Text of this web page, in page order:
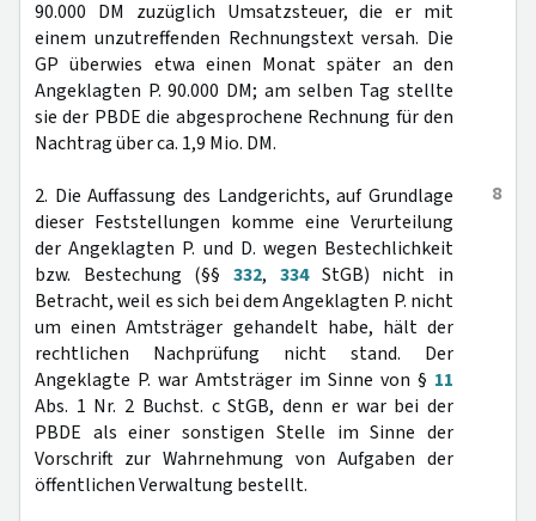
90.000 DM zuzüglich Umsatzsteuer, die er mit
einem unzutreffenden Rechnungstext versah. Die
GP überwies etwa einen Monat später an den
Angeklagten P. 90.000 DM; am selben Tag stellte
sie der PBDE die abgesprochene Rechnung für den
Nachtrag über ca. 1,9 Mio. DM.
8
2. Die Auffassung des Landgerichts, auf Grundlage
dieser Feststellungen komme eine Verurteilung
der Angeklagten P. und D. wegen Bestechlichkeit
bzw. Bestechung (§§332, 334StGB) nicht in
Betracht, weil es sich bei dem Angeklagten P. nicht
um einen Amtsträger gehandelt habe, hält der
rechtlichen Nachprüfung nicht stand. Der
Angeklagte P. war Amtsträger im Sinne von § 11
Abs. 1 Nr. 2 Buchst. c StGB, denn er war bei der
PBDE als einer sonstigen Stelle im Sinne der
Vorschrift zur Wahrnehmung von Aufgaben der
öffentlichen Verwaltung bestellt.